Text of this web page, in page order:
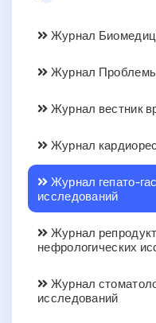
Журнал
Журнал
Журнал вестник
Журнал
Журнал гепато-
исследований
Журнал
нефрологических
Журнал
исследований